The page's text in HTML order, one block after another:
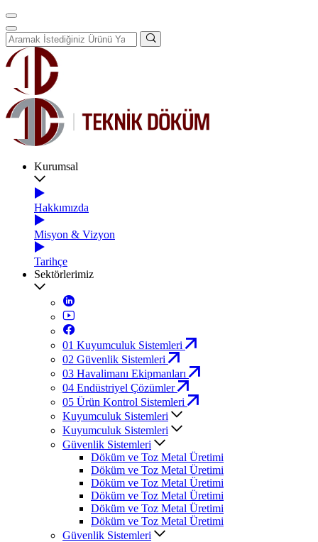
Kurumsal
Hakkımızda
Misyon & Vizyon
Tarihçe
Sektörlerimiz
01 Kuyumculuk Sistemleri
02 Güvenlik Sistemleri
03 Havalimanı Ekipmanları
04 Endüstriyel Çözümler
05 Ürün Kontrol Sistemleri
Kuyumculuk Sistemleri
Kuyumculuk Sistemleri
Güvenlik Sistemleri
Döküm ve Toz Metal Üretimi
Döküm ve Toz Metal Üretimi
Döküm ve Toz Metal Üretimi
Döküm ve Toz Metal Üretimi
Döküm ve Toz Metal Üretimi
Döküm ve Toz Metal Üretimi
Güvenlik Sistemleri